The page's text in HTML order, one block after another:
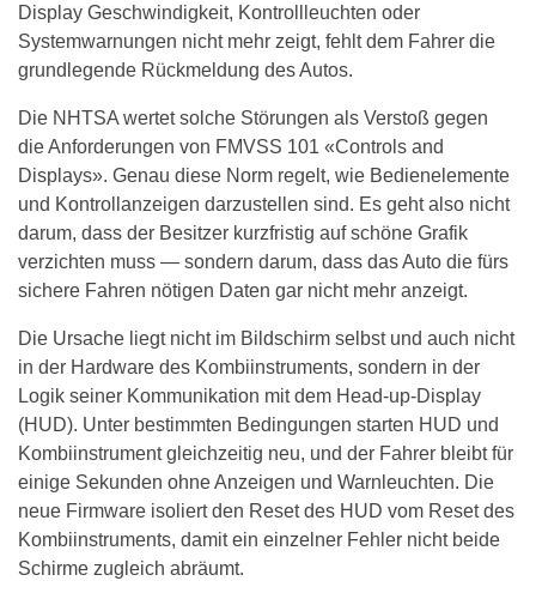
Display Geschwindigkeit, Kontrollleuchten oder
Systemwarnungen nicht mehr zeigt, fehlt dem Fahrer die
grundlegende Rückmeldung des Autos.
Die NHTSA wertet solche Störungen als Verstoß gegen
die Anforderungen von FMVSS 101 «Controls and
Displays». Genau diese Norm regelt, wie Bedienelemente
und Kontrollanzeigen darzustellen sind. Es geht also nicht
darum, dass der Besitzer kurzfristig auf schöne Grafik
verzichten muss — sondern darum, dass das Auto die fürs
sichere Fahren nötigen Daten gar nicht mehr anzeigt.
Die Ursache liegt nicht im Bildschirm selbst und auch nicht
in der Hardware des Kombiinstruments, sondern in der
Logik seiner Kommunikation mit dem Head-up-Display
(HUD). Unter bestimmten Bedingungen starten HUD und
Kombiinstrument gleichzeitig neu, und der Fahrer bleibt für
einige Sekunden ohne Anzeigen und Warnleuchten. Die
neue Firmware isoliert den Reset des HUD vom Reset des
Kombiinstruments, damit ein einzelner Fehler nicht beide
Schirme zugleich abräumt.